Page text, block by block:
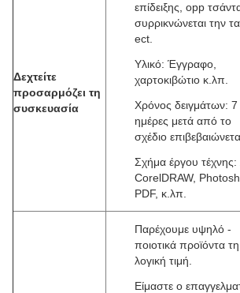
Δεχτείτε
προσαρμόζει τη
συσκευασία
επίδειξης, opp
συρρικνώνεται την
ect.
Υλικό: Έγγραφο,
χαρτοκιβώτιο κ.λπ.
Χρόνος δειγμάτων: 7
ημέρες μετά από το
σχέδιο
Σχήμα έργου τέχνης:
CorelDRAW,
PDF, κ.λπ.
Παρέχουμε υψηλό -
ποιοτικά προϊόντα τη
λογική τιμή.
Είμαστε ο